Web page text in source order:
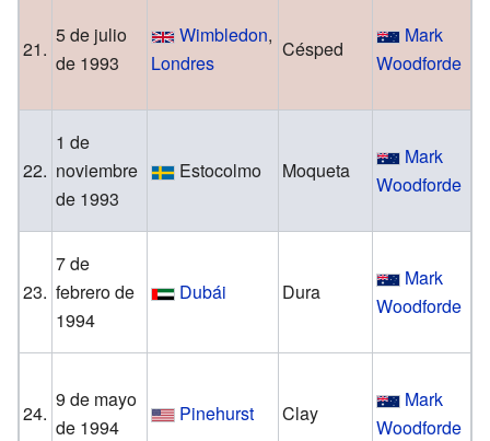
21.
5 de julio
de 1993
Wimbledon,
Londres
Césped
Mark
Woodforde
22.
1 de
noviembre
de 1993
Estocolmo Moqueta
Mark
Woodforde
23.
7 de
febrero de
1994
Dubái Dura
Mark
Woodforde
24.
9 de mayo
de 1994
Pinehurst Clay
Mark
Woodforde